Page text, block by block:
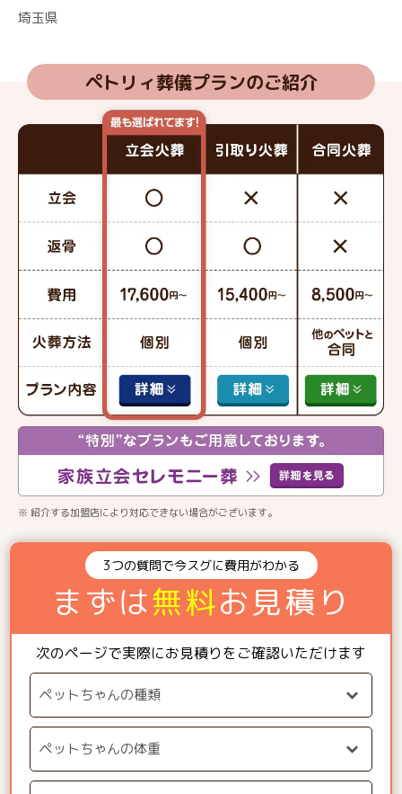
埼玉県
ペトリィ葬儀プランのご紹介
※ 紹介する加盟店により対応できない場合がございます。
3つの質問で今スグに費用がわかる
まずは無料お見積り
次のページで実際にお見積りをご確認いただけます